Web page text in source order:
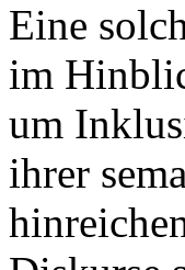
Eine
im
um
ihrer